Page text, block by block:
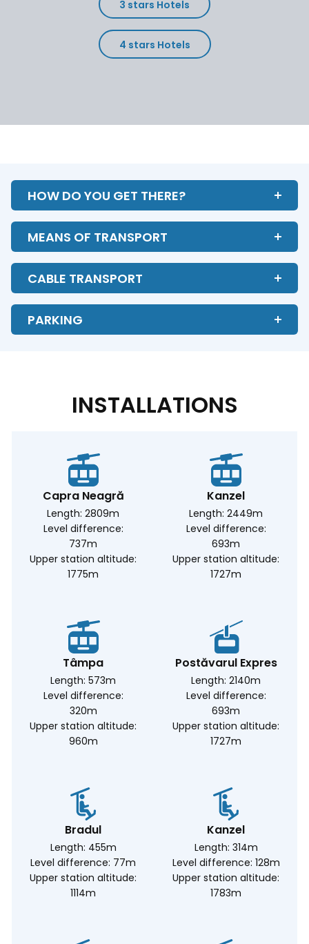
3 stars Hotels
4 stars Hotels
HOW DO YOU GET THERE?
MEANS OF TRANSPORT
CABLE TRANSPORT
PARKING
INSTALLATIONS
Capra Neagră
Length: 2809m
Level difference:
737m
Upper station altitude:
1775m
Kanzel
Length: 2449m
Level difference:
693m
Upper station altitude:
1727m
Tâmpa
Length: 573m
Level difference:
320m
Upper station altitude:
960m
Postăvarul Expres
Length: 2140m
Level difference:
693m
Upper station altitude:
1727m
Bradul
Length: 455m
Level difference: 77m
Upper station altitude:
1114m
Kanzel
Length: 314m
Level difference: 128m
Upper station altitude:
1783m